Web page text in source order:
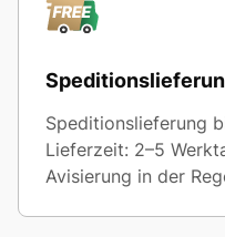
Speditionslieferung
Lieferzeit: 2–5
Avisierung in der